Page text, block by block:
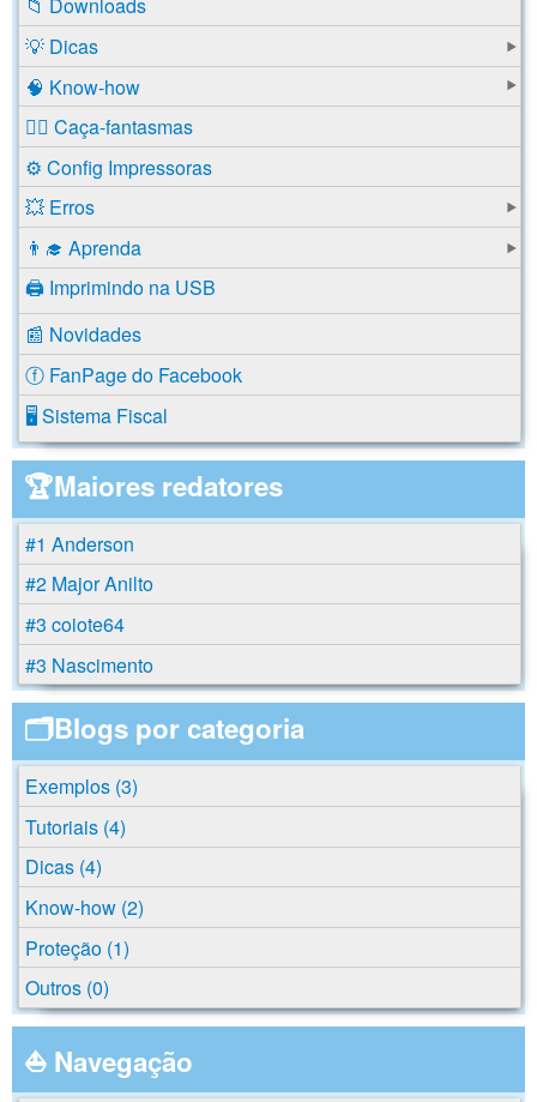
📁 Downloads
💡 Dicas
🧠 Know-how
🕵️‍♂️ Caça-fantasmas
⚙️ Config Impressoras
💥 Erros
👨‍🎓 Aprenda
🖨️ Imprimindo na USB
📰 Novidades
ⓕ FanPage do Facebook
🖥️ Sistema Fiscal
🏆Maiores redatores
#1 Anderson
#2 Major Anilto
#3 coiote64
#3 Nascimento
🗂️Blogs por categoria
Exemplos (3)
Tutoriais (4)
Dicas (4)
Know-how (2)
Proteção (1)
Outros (0)
⛵ Navegação